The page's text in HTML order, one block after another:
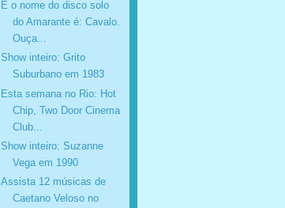
E o nome do disco solo
do Amarante é: Cavalo.
Ouça...
Show inteiro: Grito
Suburbano em 1983
Esta semana no Rio: Hot
Chip, Two Door Cinema
Club...
Show inteiro: Suzanne
Vega em 1990
Assista 12 músicas de
Caetano Veloso no